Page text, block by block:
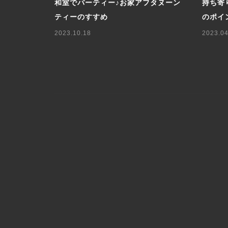
和室でパーティー♪お家アフタヌーン
ティーのすすめ
2023.10.18
持ち寄
のポイ